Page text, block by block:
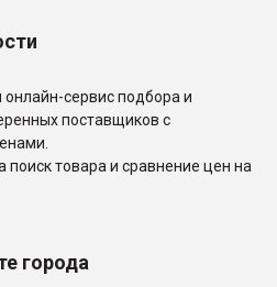
сервис подбора и
поставщиков с
товара и сравнение цен на
города